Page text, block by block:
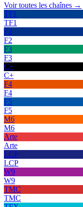
Voir toutes les chaînes →
TF1
TF1
F2
F2
F3
F3
C+
C+
F4
F4
F5
F5
M6
M6
Arte
Arte
LCP
LCP
W9
W9
TMC
TMC